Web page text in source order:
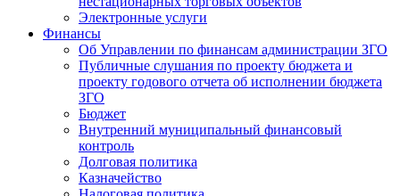
Электронные услуги
Финансы
Об Управлении по финансам администрации ЗГО
Публичные слушания по проекту бюджета и
проекту годового отчета об исполнении бюджета
ЗГО
Бюджет
Внутренний муниципальный финансовый
контроль
Долговая политика
Казначейство